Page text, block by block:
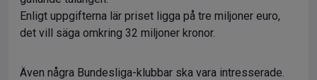
Enligt uppgifterna lär priset ligga på tre miljoner euro,
det vill säga omkring 32 miljoner kronor.
Även några Bundesliga-klubbar ska vara intresserade.